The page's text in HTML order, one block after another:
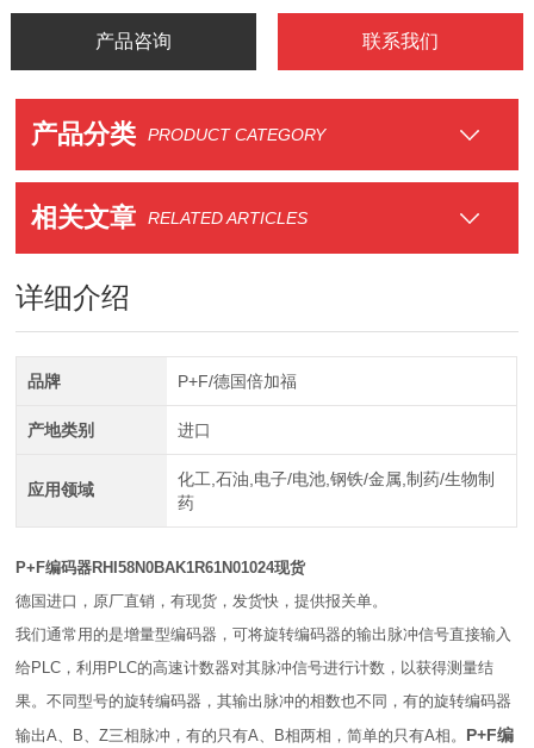
产品咨询 联系我们
产品分类 PRODUCT CATEGORY
相关文章 RELATED ARTICLES
详细介绍
品牌 P+F/德国倍加福
产地类别 进口
应用领域
化工,石油,电子/电池,钢铁/金属,制药/生物制
药
P+F编码器RHI58N0BAK1R61N01024现货
德国进口，原厂直销，有现货，发货快，提供报关单。
我们通常用的是增量型编码器，可将旋转编码器的输出脉冲信号直接输入
给PLC，利用PLC的高速计数器对其脉冲信号进行计数，以获得测量结
果。不同型号的旋转编码器，其输出脉冲的相数也不同，有的旋转编码器
输出A、B、Z三相脉冲，有的只有A、B相两相，简单的只有A相。 P+F编